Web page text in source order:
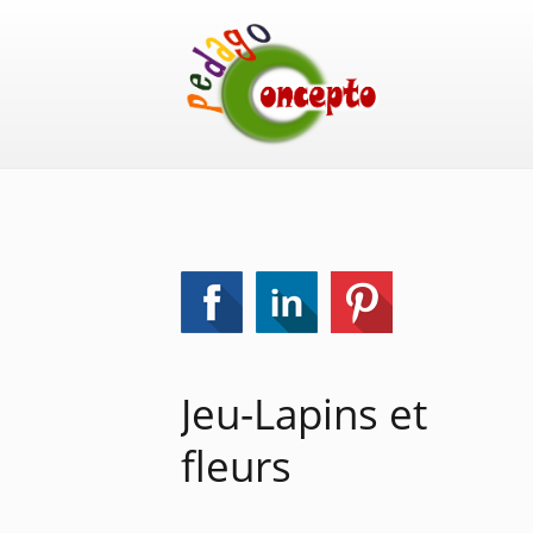
Jeu-Lapins et
fleurs